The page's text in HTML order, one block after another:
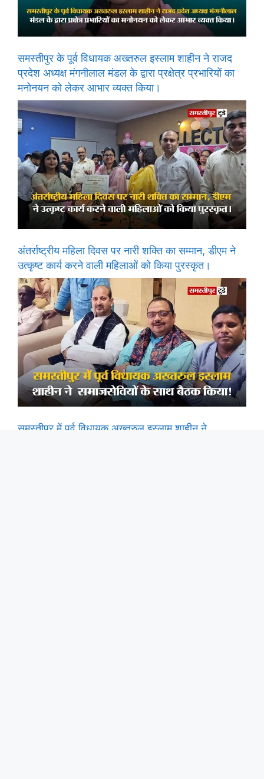
समस्तीपुर के पूर्व विधायक अख्तरुल इस्लाम शाहीन ने राजद
प्रदेश अध्यक्ष मंगनीलाल मंडल के द्वारा प्रक्षेत्र प्रभारियों का
मनोनयन को लेकर आभार व्यक्त किया।
अंतर्राष्ट्रीय महिला दिवस पर नारी शक्ति का सम्मान, डीएम ने
उत्कृष्ट कार्य करने वाली महिलाओं को किया पुरस्कृत।
समस्तीपुर में पूर्व विधायक अख्तरुल इस्लाम शाहीन ने